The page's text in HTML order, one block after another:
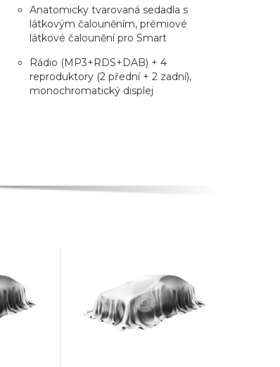
Anatomicky tvarovaná sedadla s
látkovým čalouněním, prémiové
látkové čalounění pro Smart
Rádio (MP3+RDS+DAB) + 4
reproduktory (2 přední + 2 zadní),
monochromatický displej